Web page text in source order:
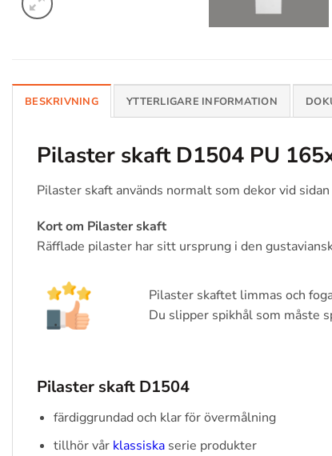
BESKRIVNING YTTERLIGARE INFORMATION
Pilaster skaft D1504 PU
Pilaster skaft används normalt som dekor vid
Kort om Pilaster skaft
Räfflade pilaster har sitt ursprung i den
Pilaster skaftet limmas och
Du slipper spikhål som måste
Pilaster skaft D1504
färdiggrundad och klar för övermålning
tillhör vår klassiskaserie produkter